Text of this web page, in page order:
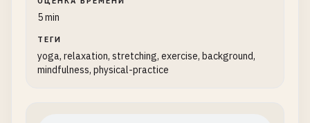
5 min
ТЕГИ
yoga, relaxation, stretching, exercise, background,
mindfulness, physical-practice